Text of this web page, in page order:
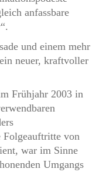
anfassbare
und einem mehr
neuer, kraftvoller
Frühjahr 2003 in
Folgeauftritte von
war im Sinne
Umgangs